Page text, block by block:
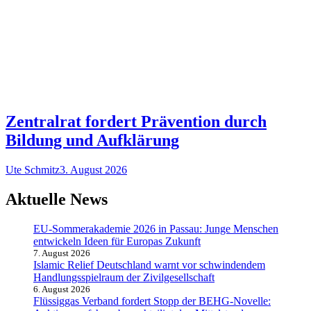
Zentralrat fordert Prävention durch
Bildung und Aufklärung
Ute Schmitz3. August 2026
Aktuelle News
EU-Sommerakademie 2026 in Passau: Junge Menschen
entwickeln Ideen für Europas Zukunft
7. August 2026
Islamic Relief Deutschland warnt vor schwindendem
Handlungsspielraum der Zivilgesellschaft
6. August 2026
Flüssiggas Verband fordert Stopp der BEHG-Novelle: